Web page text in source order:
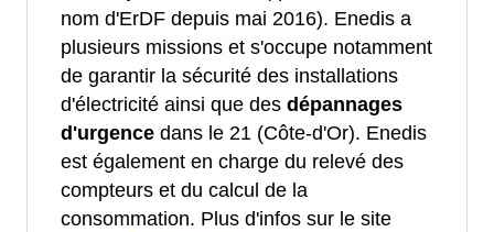
nom d'ErDF depuis mai 2016). Enedis a
plusieurs missions et s'occupe notamment
de garantir la sécurité des installations
d'électricité ainsi que des dépannages
d'urgence dans le 21 (Côte-d'Or). Enedis
est également en charge du relevé des
compteurs et du calcul de la
consommation. Plus d'infos sur le site